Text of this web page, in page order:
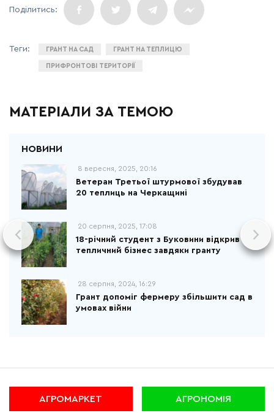
ГРАНТ НА САД ГРАНТ НА ТЕПЛИЦЮ
ПРИФРОНТОВІ ТЕРИТОРІЇ
МАТЕРІАЛИ ЗА ТЕМОЮ
8 вересня, 2025, 20:16
Ветеран Третьої штурмової збудував
20 теплиць на Черкащині
20 серпня, 2025, 17:08
18-річний студент з Буковини відкрив
тепличний бізнес завдяки гранту
28 серпня, 2024, 16:29
Грант допоміг фермеру збільшити сад в
умовах війни
АГРОМАРКЕТ АГРОНОМІЯ